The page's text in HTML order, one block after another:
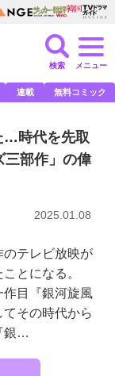
検索 メニュー
連載 無料コミック
…時代を先取
三部作」の偉
2025.01.08
のテレビ放映が
ことになる。
作目『銀河旋風
その時代から
銀…